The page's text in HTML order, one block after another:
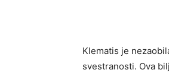
Klematis je
svestranosti. Ova